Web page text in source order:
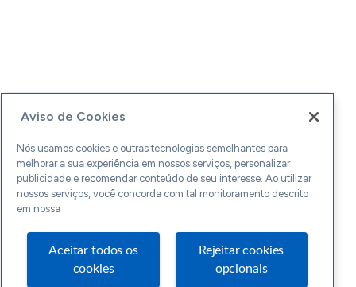
Aviso de Cookies
Nós usamos cookies e outras tecnologias semelhantes para
melhorar a sua experiência em nossos serviços, personalizar
publicidade e recomendar conteúdo de seu interesse. Ao utilizar
nossos serviços, você concorda com tal monitoramento descrito
em nossa
Aceitar todos os
cookies
Rejeitar cookies
opcionais